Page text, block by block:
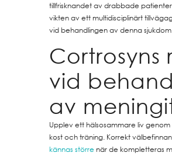
tillfrisknandet av drabbade
vikten av ett multidisciplinärt
vid behandlingen av denna
Cortrosyns
vid
av
Upplev ett hälsosammare liv
kost och träning. Korrekt
kännas större när de kompletteras